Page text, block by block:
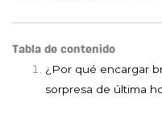
Tabla de contenido
¿Por qué encargar
sorpresa de última